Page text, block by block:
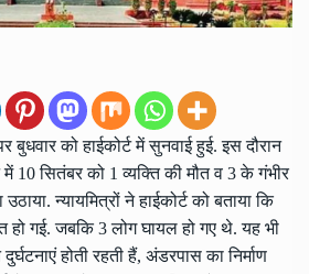
को हाईकोर्ट में सुनवाई हुई. इस दौरान
में 10 सितंबर को 1 व्यक्ति की मौत व 3 के गंभीर
न्यायमित्रों ने हाईकोर्ट को बताया कि
हो गई. जबकि 3 लोग घायल हो गए थे. यह भी
होती रहती हैं, अंडरपास का निर्माण